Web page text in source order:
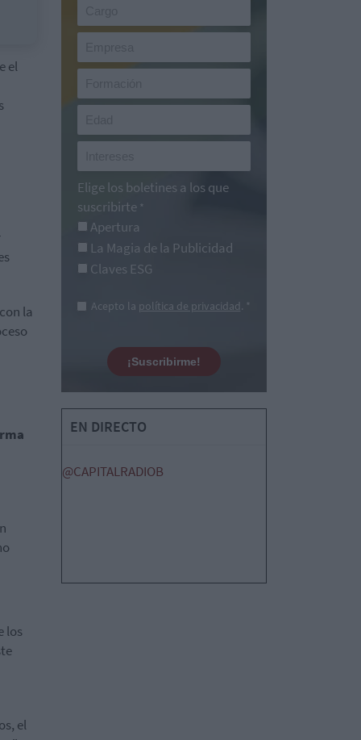
el
la
los
el
Elige los boletines a los que
suscribirte *
Apertura
La Magia de la Publicidad
Claves ESG
Acepto la política de privacidad. *
¡Suscribirme!
EN DIRECTO
@CAPITALRADIOB